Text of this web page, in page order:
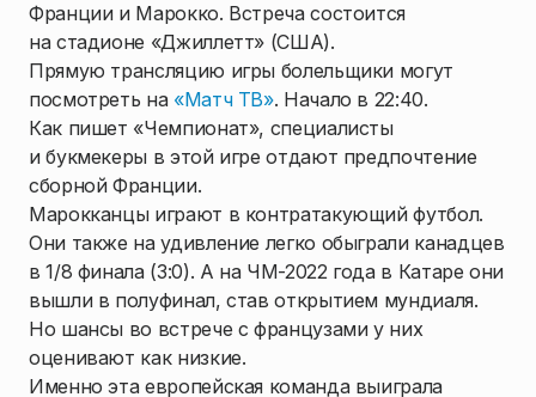
Франции и Марокко. Встреча состоится
на стадионе «Джиллетт» (США).
Прямую трансляцию игры болельщики могут
посмотреть на «Матч ТВ». Начало в 22:40.
Как пишет «Чемпионат», специалисты
и букмекеры в этой игре отдают предпочтение
сборной Франции.
Марокканцы играют в контратакующий футбол.
Они также на удивление легко обыграли канадцев
в 1/8 финала (3:0). А на ЧМ-2022 года в Катаре они
вышли в полуфинал, став открытием мундиаля.
Но шансы во встрече с французами у них
оценивают как низкие.
Именно эта европейская команда выиграла